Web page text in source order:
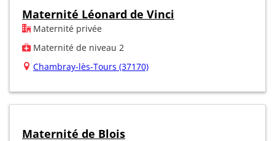
Maternité Léonard de Vinci
Maternité privée
Maternité de niveau 2
Chambray-lès-Tours (37170)
Maternité de Blois